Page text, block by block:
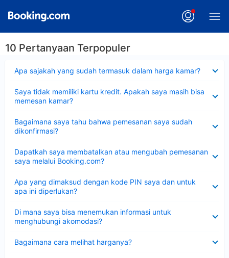
10 Pertanyaan Terpopuler
Apa sajakah yang sudah termasuk dalam harga kamar?
Saya tidak memiliki kartu kredit. Apakah saya masih bisa
memesan kamar?
Bagaimana saya tahu bahwa pemesanan saya sudah
dikonfirmasi?
Dapatkah saya membatalkan atau mengubah pemesanan
saya melalui Booking.com?
Apa yang dimaksud dengan kode PIN saya dan untuk
apa ini diperlukan?
Di mana saya bisa menemukan informasi untuk
menghubungi akomodasi?
Bagaimana cara melihat harganya?